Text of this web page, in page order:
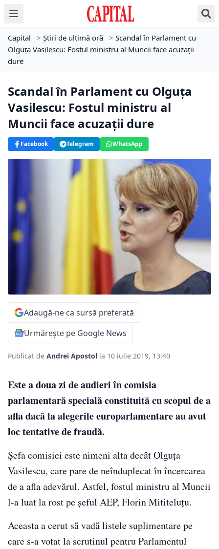
Capital > Știri de ultimă oră > Scandal în Parlament cu
Olguța Vasilescu: Fostul ministru al Muncii face acuzații
dure
Scandal în Parlament cu Olguța
Vasilescu: Fostul ministru al
Muncii face acuzații dure
Facebook Telegram WhatsApp
Adaugă-ne ca sursă preferată
Urmărește pe Google News
Publicat de Andrei Apostol la 10 iulie 2019, 13:40
Este a doua zi de audieri în comisia
parlamentară specială constituită cu scopul de a
afla dacă la alegerile europarlamentare au avut
loc tentative de fraudă.
Șefa comisiei este nimeni alta decât Olguța
Vasilescu, care pare de neînduplecat în încercarea
de a afla adevărul. Astfel, fostul ministru al Muncii
l-a luat la rost pe șeful AEP, Florin Mititeluțu.
Aceasta a cerut să vadă listele suplimentare pe
care s-a votat la scrutinul pentru Parlamentul